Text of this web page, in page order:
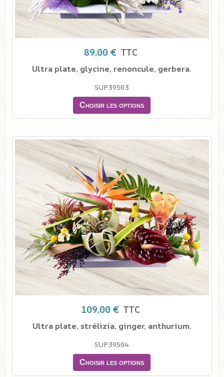
89,00 € TTC
Ultra plate, glycine, renoncule, gerbera.
SUP39503
Choisir les options
109,00 € TTC
Ultra plate, strélizia, ginger, anthurium.
SUP39504
Choisir les options